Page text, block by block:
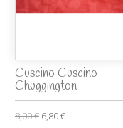
Cuscino Cuscino
Chuggington
8,00 € 6,80 €